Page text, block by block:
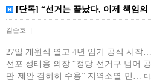
[단독] “선거는 끝났다, 이제 책임
김준호
27일 개원식 열고 4년 임기 공식 시작
선포 성태용 의장 “정당·선거구 넘어
판·제안 겸허히 수용” 지역소멸·민…